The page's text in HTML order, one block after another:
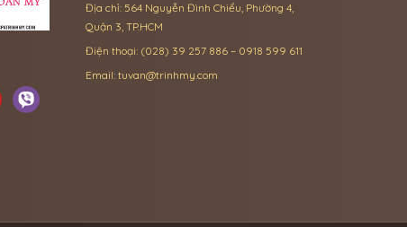
Địa chỉ: 564 Nguyễn Đình Chiểu, Phường 4,
Quận 3, TP.HCM
Điện thoại: (028) 39 257 886 – 0918 599 611
Email: tuvan@trinhmy.com